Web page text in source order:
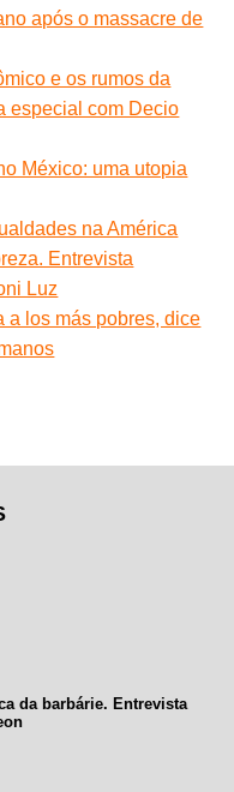
após o massacre de
e os rumos da
especial com Decio
México: uma utopia
na América
Entrevista
Luz
a los más pobres, dice
da barbárie. Entrevista